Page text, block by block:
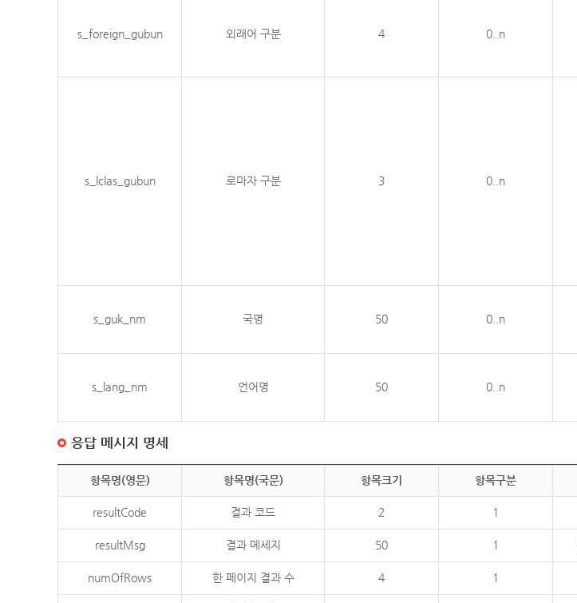
s_foreign_gubun 외래어 구분 4 0..n
s_lclas_gubun 로마자 구분 3 0..n
s_guk_nm 국명 50 0..n
s_lang_nm 언어명 50 0..n
응답 메시지 명세
항목명(영문) 항목명(국문) 항목크기 항목구분
resultCode 결과 코드 2 1
resultMsg 결과 메세지 50 1
numOfRows 한 페이지 결과 수 4 1